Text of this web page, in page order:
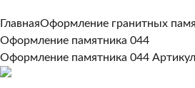
ГлавнаяОформление гранитных
Оформление памятника 044
Оформление памятника 044